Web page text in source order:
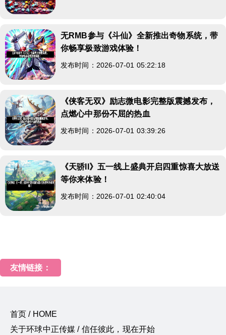
无RMB参与《斗仙》全新推出奇物系统，带
你畅享极致游戏体验！
发布时间：2026-07-01 05:22:18
《侠客无双》励志微电影完整版震撼发布，
点燃心中那份不屈的热血
发布时间：2026-07-01 03:39:26
《天骄II》五一线上盛典开启四重惊喜大放送
等你来体验！
发布时间：2026-07-01 02:40:04
友情链接：
首页 / HOME
关于环球中正传媒 / 信任彼此，现在开始